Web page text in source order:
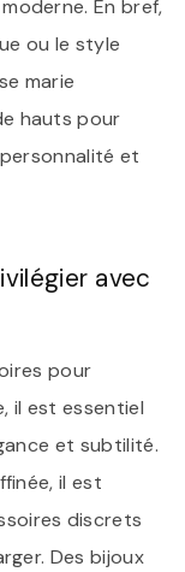
En bref,
ou le style
marie
hauts pour
et
avec
pour
il est essentiel
et subtilité.
il est
discrets
Des bijoux